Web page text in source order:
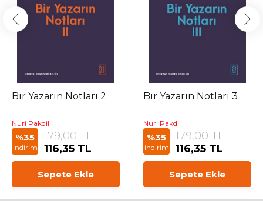
Bir Yazarın Notları 2
Nuri Pakdil
%35
indirim
179,00 TL
116,35 TL
Sepete Ekle
Bir Yazarın Notları 3
Nuri Pakdil
%35
indirim
179,00 TL
116,35 TL
Sepete Ekle